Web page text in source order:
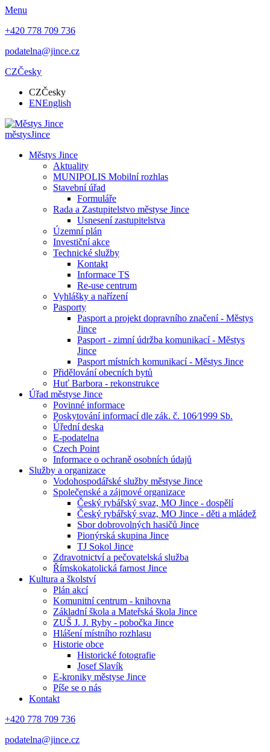
Menu
+420 778 709 736
podatelna@jince.cz
CZČesky
CZČesky
ENEnglish
městysJince
Městys Jince
Aktuality
MUNIPOLIS Mobilní rozhlas
Stavební úřad
Formuláře
Rada a Zastupitelstvo městyse Jince
Usnesení zastupitelstva
Územní plán
Investiční akce
Technické služby
Kontakt
Informace TS
Re-use centrum
Vyhlášky a nařízení
Pasporty
Pasport a projekt dopravního značení - Městys
Jince
Pasport - zimní údržba komunikací - Městys
Jince
Pasport místních komunikací - Městys Jince
Přidělování obecních bytů
Huť Barbora - rekonstrukce
Úřad městyse Jince
Povinné informace
Poskytování informací dle zák. č. 106⁄1999 Sb.
Úřední deska
E-podatelna
Czech Point
Informace o ochraně osobních údajů
Služby a organizace
Vodohospodářské služby městyse Jince
Společenské a zájmové organizace
Český rybářský svaz, MO Jince - dospělí
Český rybářský svaz, MO Jince - děti a mládež
Sbor dobrovolných hasičů Jince
Pionýrská skupina Jince
TJ Sokol Jince
Zdravotnictví a pečovatelská služba
Římskokatolická farnost Jince
Kultura a školství
Plán akcí
Komunitní centrum - knihovna
Základní škola a Mateřská škola Jince
ZUŠ J. J. Ryby - pobočka Jince
Hlášení místního rozhlasu
Historie obce
Historické fotografie
Josef Slavík
E-kroniky městyse Jince
Píše se o nás
Kontakt
+420 778 709 736
podatelna@jince.cz